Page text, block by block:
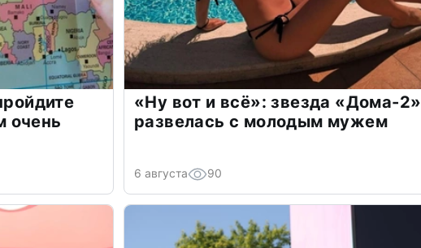
очень
«Ну вот и всё»: звезда «Дома-2»
развелась с молодым мужем
6 августа 90